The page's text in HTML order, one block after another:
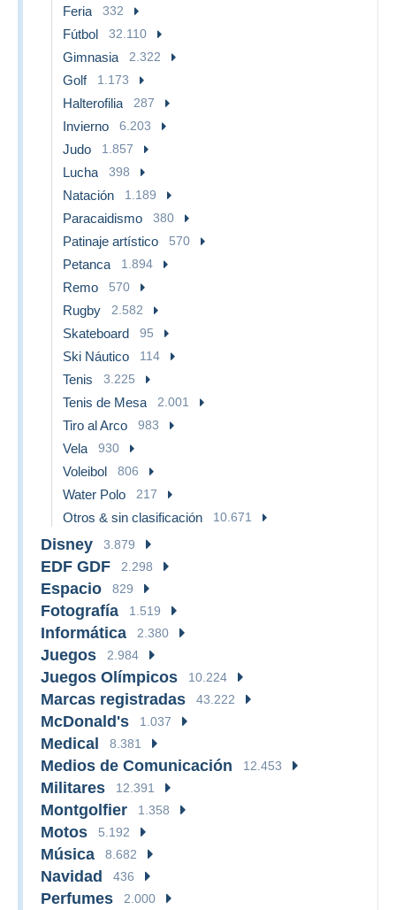
Feria 332
Fútbol 32.110
Gimnasia 2.322
Golf 1.173
Halterofilia 287
Invierno 6.203
Judo 1.857
Lucha 398
Natación 1.189
Paracaidismo 380
Patinaje artístico 570
Petanca 1.894
Remo 570
Rugby 2.582
Skateboard 95
Ski Náutico 114
Tenis 3.225
Tenis de Mesa 2.001
Tiro al Arco 983
Vela 930
Voleibol 806
Water Polo 217
Otros & sin clasificación 10.671
Disney 3.879
EDF GDF 2.298
Espacio 829
Fotografía 1.519
Informática 2.380
Juegos 2.984
Juegos Olímpicos 10.224
Marcas registradas 43.222
McDonald's 1.037
Medical 8.381
Medios de Comunicación 12.453
Militares 12.391
Montgolfier 1.358
Motos 5.192
Música 8.682
Navidad 436
Perfumes 2.000